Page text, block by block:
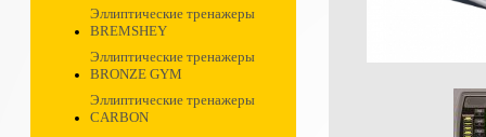
Эллиптические тренажеры
BREMSHEY
Эллиптические тренажеры
BRONZE GYM
Эллиптические тренажеры
CARBON